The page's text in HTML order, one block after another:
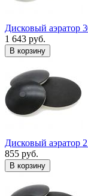
Дисковый аэратор
1 643 руб.
В корзину
Дисковый аэратор
855 руб.
В корзину